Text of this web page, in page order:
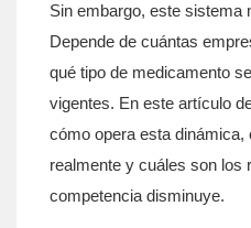
Sin embargo, este sistema
Depende de cuántas
qué tipo de medicamento
vigentes. En este artículo
cómo opera esta dinámica,
realmente y cuáles son los
competencia disminuye.